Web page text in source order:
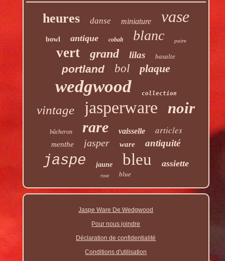
heures danse miniature vase
bowl antique cobalt blanc paire
vert grand lilas basalte
portland bol plaque
wedgwood collection
vintage jasperware noir
bûcheron rare vaisselle articles
menthe jasper ware antiquité
jaspe jaune bleu assiette
rose blue
Jaspe Ware De Wedgwood
Pour nous joindre
Déclaration de confidentialité
Conditions d'utilisation